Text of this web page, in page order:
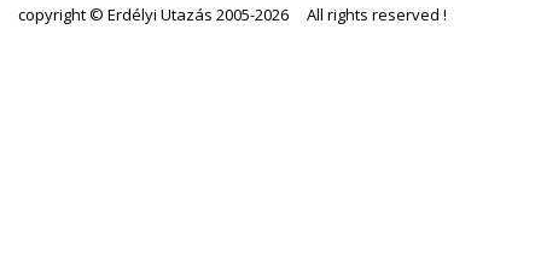
copyright © Erdélyi Utazás 2005-2026 All rights reserved !